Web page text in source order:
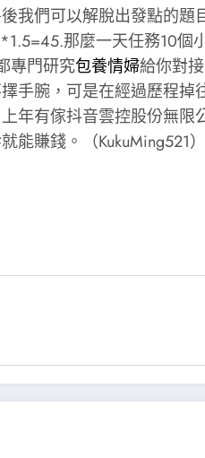
我們可以解脫出發點的
那麼一天任務10
專門研究包養情婦給你對接
手腕，可是在經過歷程掉
年有傢抖音雲控股份無限
賺錢。（KukuMing521）